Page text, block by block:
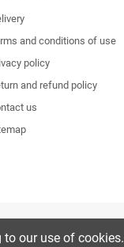
and conditions of use
policy
and refund policy
us
our use of cookies.